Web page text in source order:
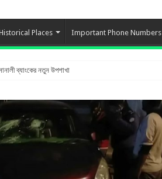
Places Important Phone Numbers
ব্যাংকের নতুন উপশাখা
অভিযোগ, স্বামী আটক